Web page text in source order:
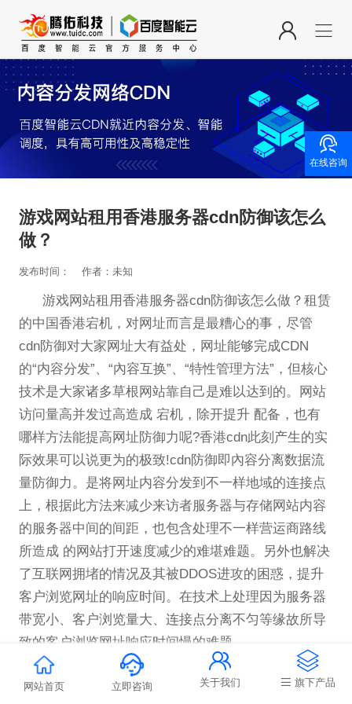
游戏网站租用香港服务器cdn防御该怎么
做？
发布时间： 作者：未知
游戏网站租用香港服务器cdn防御该怎么做？租赁
的中国香港宕机，对网址而言是最糟心的事，尽管
cdn防御对大家网址大有益处，网址能够完成CDN
的“内容分发”、“內容互换”、“特性管理方法”，但核心
技术是大家诸多草根网站靠自己是难以达到的。网站
访问量高并发过高造成 宕机，除开提升 配备，也有
哪样方法能提高网址防御力呢?香港cdn此刻产生的实
际效果可以说更为的极致!cdn防御即內容分离数据流
量防御力。是将网址内容分发到不一样地域的连接点
上，根据此方法来减少来访者服务器与存储网站内容
的服务器中间的间距，也包含处理不一样营运商路线
所造成 的网站打开速度减少的难堪难题。另外也解决
了互联网拥堵的情况及其被DDOS进攻的困惑，提升
客户浏览网址的响应时间。在技术上处理因为服务器
带宽小、客户浏览量大、连接点分离不匀等缘故所导
致的客户浏览网址响应时间慢的难题。

在线咨询
网站首页 立即咨询

关于我们

旗下产品